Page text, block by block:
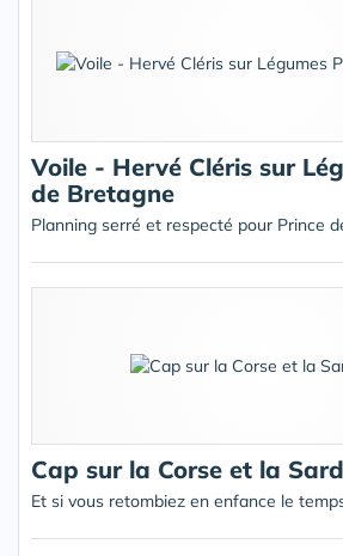
Voile - Hervé Cléris sur
de Bretagne
Planning serré et respecté pour Prince
Cap sur la Corse et la
Et si vous retombiez en enfance le